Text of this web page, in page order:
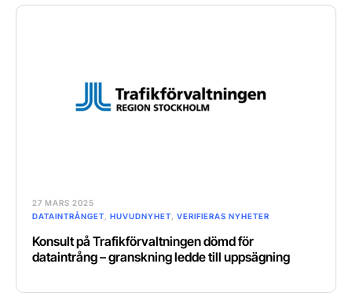
27 MARS 2025
DATAINTRÅNGET
HUVUDNYHET VERIFIERAS NYHETER
Konsult på Trafikförvaltningen dömd för
dataintrång – granskning ledde till uppsägning